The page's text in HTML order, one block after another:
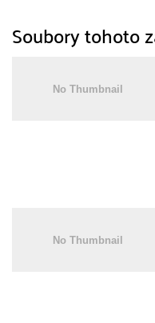
Soubory tohoto